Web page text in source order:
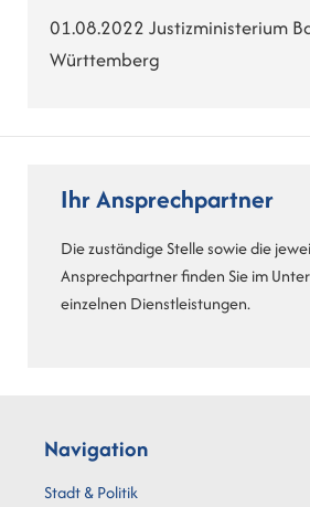
01.08.2022 Justizministerium
Württemberg
Ihr Ansprechpartner
Die zuständige Stelle sowie die
Ansprechpartner finden Sie im
einzelnen Dienstleistungen.
Navigation
Stadt & Politik